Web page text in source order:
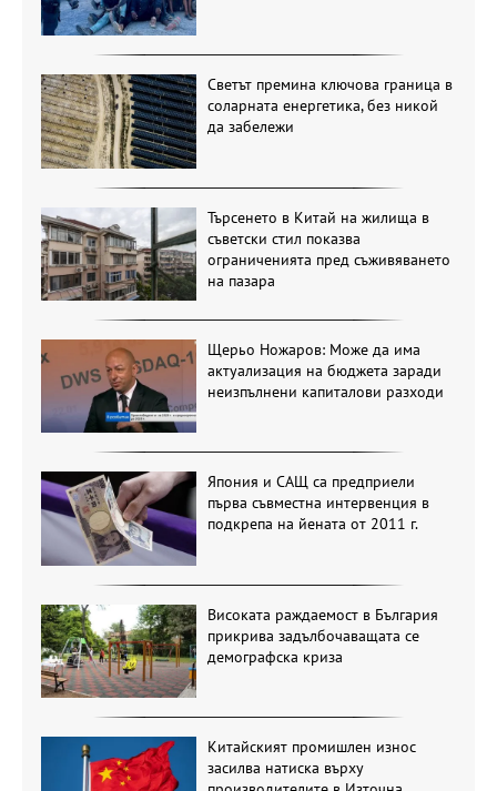
Светът премина ключова граница в
соларната енергетика, без никой
да забележи
Търсенето в Китай на жилища в
съветски стил показва
ограниченията пред съживяването
на пазара
Щерьо Ножаров: Може да има
актуализация на бюджета заради
неизпълнени капиталови разходи
Япония и САЩ са предприели
първа съвместна интервенция в
подкрепа на йената от 2011 г.
Високата раждаемост в България
прикрива задълбочаващата се
демографска криза
Китайският промишлен износ
засилва натиска върху